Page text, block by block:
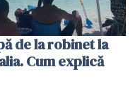
de la robinet la
Cum explică